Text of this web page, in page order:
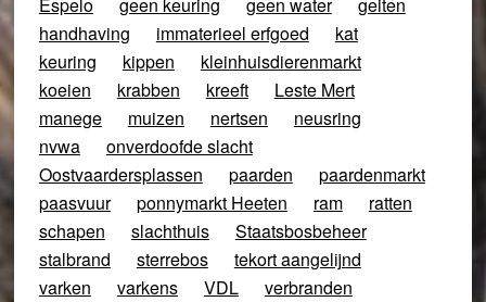
handhaving
immaterieel erfgoed
kat
keuring
kippen
kleinhuisdierenmarkt
koeien
krabben kreeft
Leste Mert
manege
muizen nertsen
neusring
nvwa
onverdoofde slacht
Oostvaardersplassen
paarden
paardenmarkt
paasvuur
ponnymarkt Heeten ram
ratten
schapen
slachthuis
Staatsbosbeheer
stalbrand
sterrebos
tekort aangelijnd
varken
varkens VDL
verbranden